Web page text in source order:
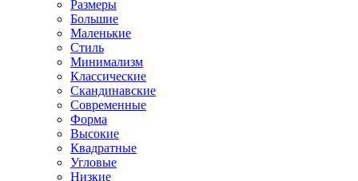
Размеры
Большие
Маленькие
Стиль
Минимализм
Классические
Скандинавские
Современные
Форма
Высокие
Квадратные
Угловые
Низкие